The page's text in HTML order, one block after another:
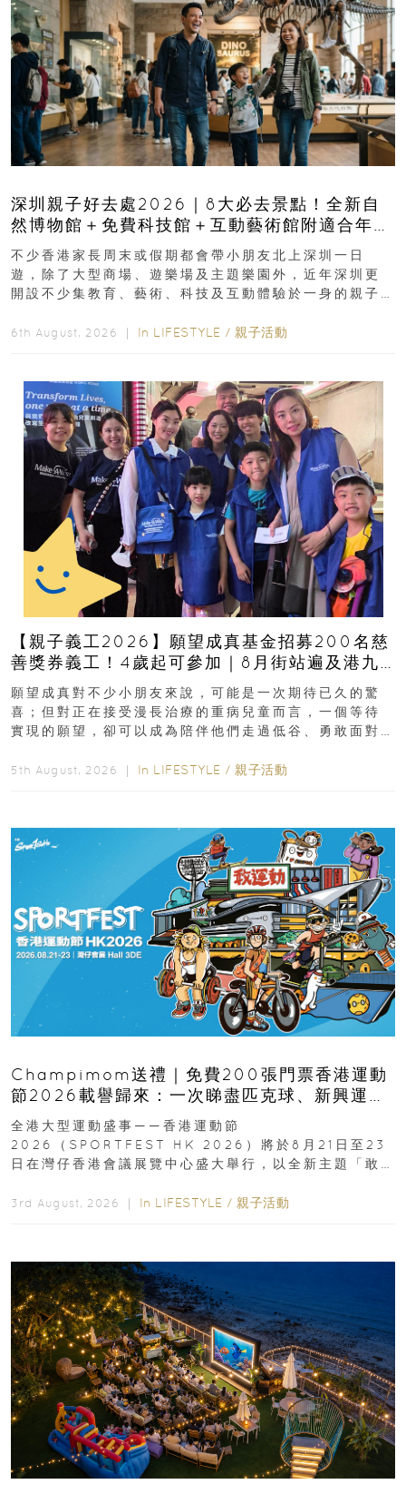
深圳親子好去處2026｜8大必去景點！全新自
然博物館＋免費科技館＋互動藝術館附適合年
齡、交通、門票、開放時間
不少香港家長周末或假期都會帶小朋友北上深圳一日
遊，除了大型商場、遊樂場及主題樂園外，近年深圳更
開設不少集教育、藝術、科技及互動體驗於一身的親子
6th August, 2026 ｜ In LIFESTYLE / 親子活動
【親子義工2026】願望成真基金招募200名慈
善獎券義工！4歲起可參加｜8月街站遍及港九
新界
願望成真對不少小朋友來說，可能是一次期待已久的驚
喜；但對正在接受漫長治療的重病兒童而言，一個等待
實現的願望，卻可以成為陪伴他們走過低谷、勇敢面對
5th August, 2026 ｜ In LIFESTYLE / 親子活動
Champimom送禮｜免費200張門票香港運動
節2026載譽歸來：一次睇盡匹克球、新興運
動、街舞比賽＋逾百運動品牌展覽
全港大型運動盛事——香港運動節
2026（SPORTFEST HK 2026）將於8月21日至23
日在灣仔香港會議展覽中心盛大舉行，以全新主題「敢
3rd August, 2026 ｜ In LIFESTYLE / 親子活動